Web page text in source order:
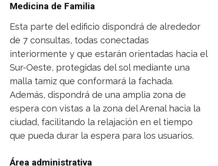
Medicina de Familia
Esta parte del edificio dispondrá de alrededor
de 7 consultas, todas conectadas
interiormente y que estarán orientadas hacia el
Sur-Oeste, protegidas del sol mediante una
malla tamiz que conformará la fachada.
Además, dispondrá de una amplia zona de
espera con vistas a la zona del Arenal hacia la
ciudad, facilitando la relajación en el tiempo
que pueda durar la espera para los usuarios.
Área administrativa